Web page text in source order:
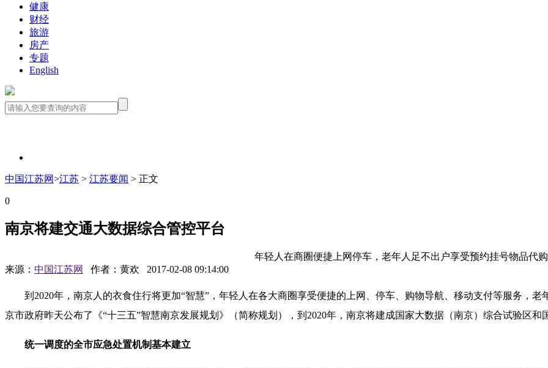
健康
财经
旅游
房产
专题
English
中国江苏网>江苏 > 江苏要闻 > 正文
0
南京将建交通大数据综合管控平台
年轻人在商圈便捷上网停车，老年人足不出户享受预约挂号物品代
来源： 中国江苏网 作者：黄欢 2017-02-08 09:14:00
到2020年，南京人的衣食住行将更加“智慧”，年轻人在各大商圈享受便捷的上网、停车、购物导航、移动支付等服务，老
京市政府昨天公布了《“十三五”智慧南京发展规划》（简称规划），到2020年，南京将建成国家大数据（南京）综合试验区和
统一调度的全市应急处置机制基本建立